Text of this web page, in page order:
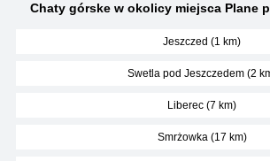
Chaty górske w okolicy miejsca Plane
Jeszczed (1 km)
Swetla pod Jeszczedem (2
Liberec (7 km)
Smrżowka (17 km)